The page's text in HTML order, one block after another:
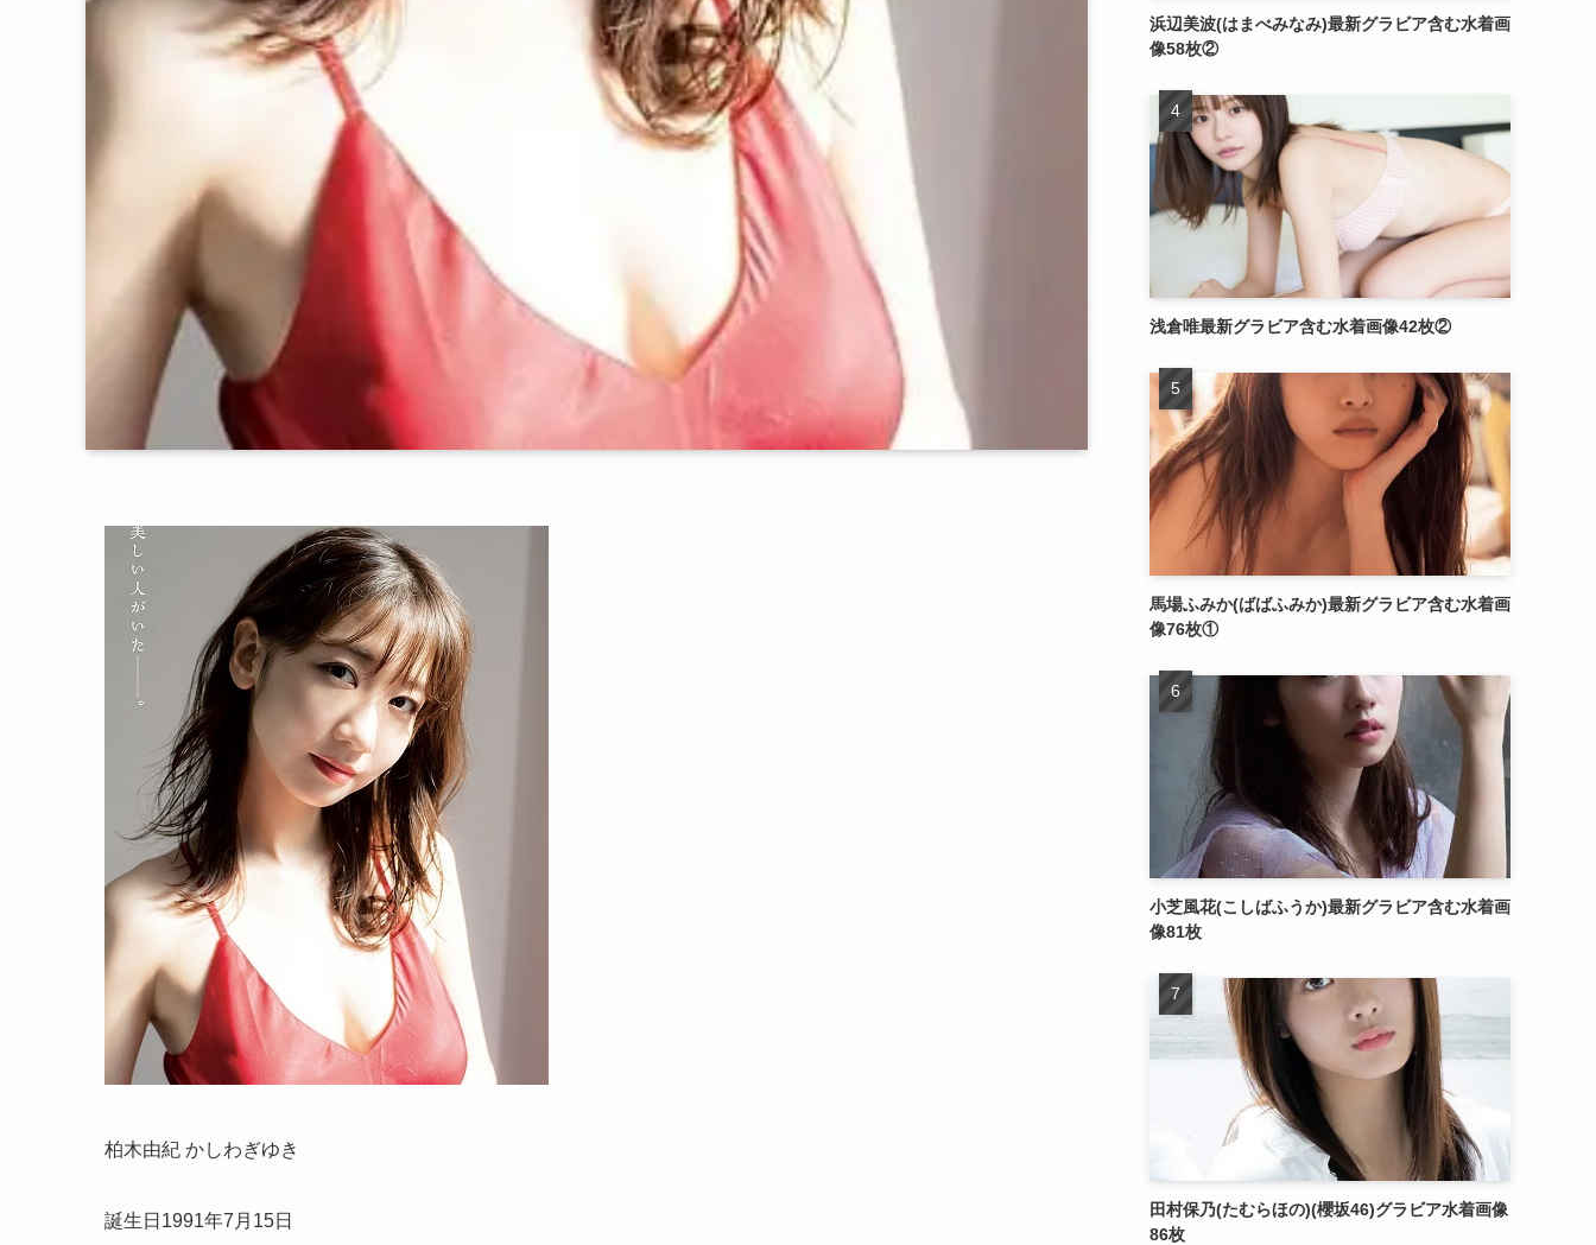
柏木由紀 かしわぎゆき
誕生日1991年7月15日
浜辺美波(はまべみなみ)最新グラビア含む水着画
像58枚②
浅倉唯最新グラビア含む水着画像42枚②
馬場ふみか(ばばふみか)最新グラビア含む水着画
像76枚①
小芝風花(こしばふうか)最新グラビア含む水着画
像81枚
田村保乃(たむらほの)(櫻坂46)グラビア水着画像
86枚